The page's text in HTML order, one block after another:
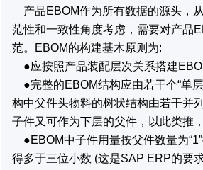
产品EBOM作为所有数据的源头，
范性和一致性角度考虑，需要对产品
范。EBOM的构建基木原则为:
●应按照产品装配层次关系搭建
●完整的EBOM结构应由若干个“单
构中父件头物料的树状结构由若干并
子件又可作为下层的父件，以此类推
●EBOM中子件用量按父件数量为
得多于三位小数 (这是SAP ERP的要求